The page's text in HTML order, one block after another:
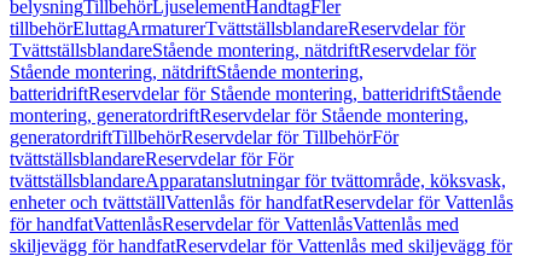
belysningTillbehörLjuselementHandtagFler
tillbehörEluttagArmaturerTvättställsblandareReservdelar för
TvättställsblandareStående montering, nätdriftReservdelar för
Stående montering, nätdriftStående montering,
batteridriftReservdelar för Stående montering, batteridriftStående
montering, generatordriftReservdelar för Stående montering,
generatordriftTillbehörReservdelar för TillbehörFör
tvättställsblandareReservdelar för För
tvättställsblandareApparatanslutningar för tvättområde, köksvask,
enheter och tvättställVattenlås för handfatReservdelar för Vattenlås
för handfatVattenlåsReservdelar för VattenlåsVattenlås med
skiljevägg för handfatReservdelar för Vattenlås med skiljevägg för